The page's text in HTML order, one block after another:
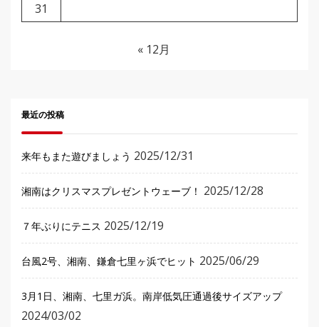
31
« 12月
最近の投稿
来年もまた遊びましょう 2025/12/31
湘南はクリスマスプレゼントウェーブ！ 2025/12/28
７年ぶりにテニス 2025/12/19
台風2号、湘南、鎌倉七里ヶ浜でヒット 2025/06/29
3月1日、湘南、七里ガ浜。南岸低気圧通過後サイズアップ
2024/03/02